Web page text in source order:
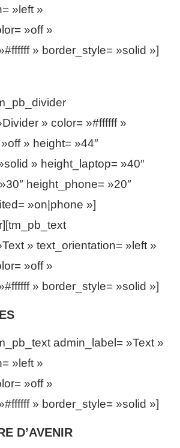
»left »
»off »
» border_style= »solid »]
» color= »#ffffff »
» height= »44″
» height_laptop= »40″
height_phone= »20″
»on|phone »]
» text_orientation= »left »
»off »
» border_style= »solid »]
admin_label= »Text »
»left »
»off »
» border_style= »solid »]
D’AVENIR